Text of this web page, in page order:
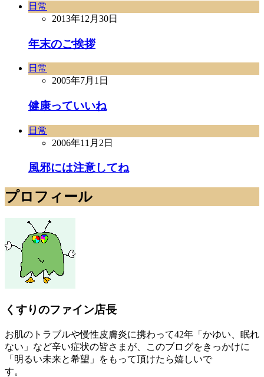
日常
2013年12月30日
年末のご挨拶
日常
2005年7月1日
健康っていいね
日常
2006年11月2日
風邪には注意してね
プロフィール
くすりのファイン店長
お肌のトラブルや慢性皮膚炎に携わって42年「かゆい、眠れ
ない」など辛い症状の皆さまが、このブログをきっかけに
「明るい未来と希望」をもって頂けたら嬉しいで
す。